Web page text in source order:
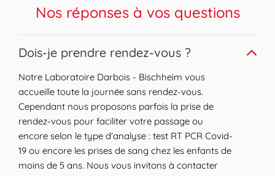
Nos réponses à vos questions
Dois-je prendre rendez-vous ?
Expand or collapse answer
Notre Laboratoire Darbois - Bischheim vous
accueille toute la journée sans rendez-vous.
Cependant nous proposons parfois la prise de
rendez-vous pour faciliter votre passage ou
encore selon le type d’analyse : test RT PCR Covid-
19 ou encore les prises de sang chez les enfants de
moins de 5 ans. Nous vous invitons à contacter